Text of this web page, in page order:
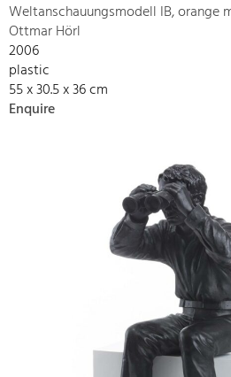
Weltanschauungsmodell IB, orange
Ottmar Hörl
2006
plastic
55 x 30.5 x 36 cm
Enquire